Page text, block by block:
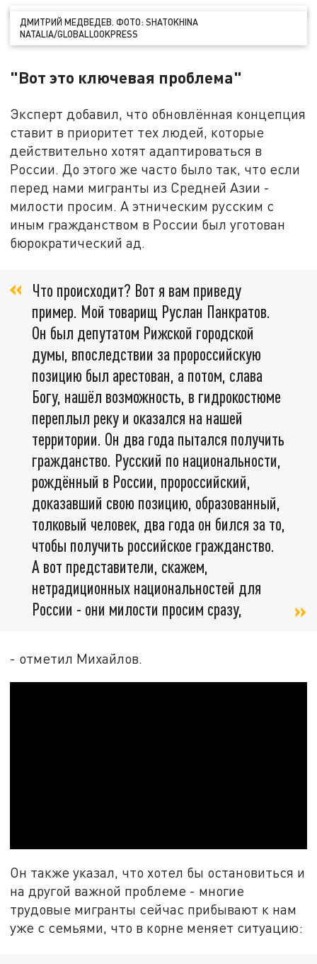
ДМИТРИЙ МЕДВЕДЕВ. ФОТО: SHATOKHINA
NATALIA/GLOBALLOOKPRESS
"Вот это ключевая проблема"
Эксперт добавил, что обновлённая концепция
ставит в приоритет тех людей, которые
действительно хотят адаптироваться в
России. До этого же часто было так, что если
перед нами мигранты из Средней Азии -
милости просим. А этническим русским с
иным гражданством в России был уготован
бюрократический ад.
Что происходит? Вот я вам приведу
пример. Мой товарищ Руслан Панкратов.
Он был депутатом Рижской городской
думы, впоследствии за пророссийскую
позицию был арестован, а потом, слава
Богу, нашёл возможность, в гидрокостюме
переплыл реку и оказался на нашей
территории. Он два года пытался получить
гражданство. Русский по национальности,
рождённый в России, пророссийский,
доказавший свою позицию, образованный,
толковый человек, два года он бился за то,
чтобы получить российское гражданство.
А вот представители, скажем,
нетрадиционных национальностей для
России - они милости просим сразу,
- отметил Михайлов.
Он также указал, что хотел бы остановиться и
на другой важной проблеме - многие
трудовые мигранты сейчас прибывают к нам
уже с семьями, что в корне меняет ситуацию: